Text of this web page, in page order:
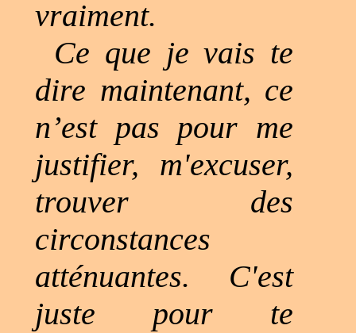
vraiment.
Ce que je vais te
dire maintenant, ce
n’est pas pour me
justifier, m'excuser,
trouver des
circonstances
atténuantes. C'est
juste pour te